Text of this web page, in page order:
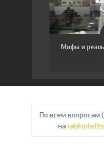
Мифы и
По всем вопросам
на